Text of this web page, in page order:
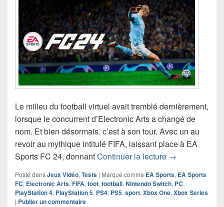
Le milieu du football virtuel avait tremblé dernièrement,
lorsque le concurrent d’Electronic Arts a changé de
nom. Et bien désormais. c’est à son tour. Avec un au
revoir au mythique intitulé FIFA, laissant place à EA
Sports FC 24, donnantContinuer la lecture Chronique jeu
→
Posté dansJeux Vidéo, Tests | Marqué comme EA Sports, EA Sports
FC, Electronic Arts, FIFA, foot, football, Nintendo Switch, PC,
PlayStation 4, PlayStation 5, PS4, PS5, sport, Xbox One, Xbox Series
| Publier un commentaire